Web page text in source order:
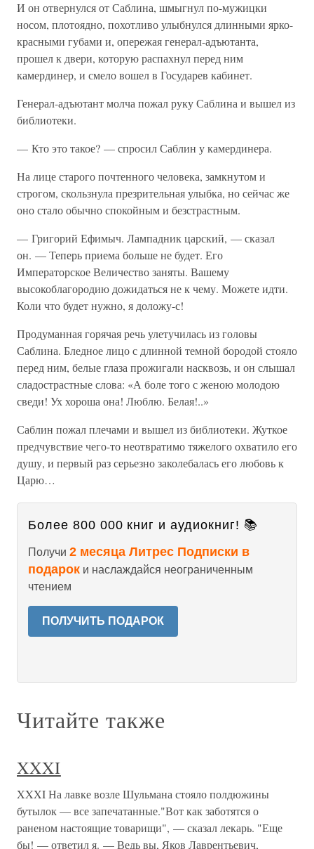
И он отвернулся от Саблина, шмыгнул по-мужицки
носом, плотоядно, похотливо улыбнулся длинными ярко-
красными губами и, опережая генерал-адъютанта,
прошел к двери, которую распахнул перед ним
камердинер, и смело вошел в Государев кабинет.
Генерал-адъютант молча пожал руку Саблина и вышел из
библиотеки.
— Кто это такое? — спросил Саблин у камердинера.
На лице старого почтенного человека, замкнутом и
строгом, скользнула презрительная улыбка, но сейчас же
оно стало обычно спокойным и безстрастным.
— Григорий Ефимыч. Лампадник царский, — сказал
он. — Теперь приема больше не будет. Его
Императорское Величество заняты. Вашему
высокоблагородию дожидаться не к чему. Можете идти.
Коли что будет нужно, я доложу-с!
Продуманная горячая речь улетучилась из головы
Саблина. Бледное лицо с длинной темной бородой стояло
перед ним, белые глаза прожигали насквозь, и он слышал
сладострастные слова: «А боле того с женою молодою
сведи! Ух хороша она! Люблю. Белая!..»
Саблин пожал плечами и вышел из библиотеки. Жуткое
предчувствие чего-то неотвратимо тяжелого охватило его
душу, и первый раз серьезно заколебалась его любовь к
Царю…
Более 800 000 книг и аудиокниг! 📚
Получи 2 месяца Литрес Подписки в
подарок и наслаждайся неограниченным
чтением
ПОЛУЧИТЬ ПОДАРОК
Читайте также
XXXI
XXXI На лавке возле Шульмана стояло полдюжины
бутылок — все запечатанные."Вот как заботятся о
раненом настоящие товарищи", — сказал лекарь. "Еще
бы! — ответил я. — Ведь вы, Яков Лаврентьевич,